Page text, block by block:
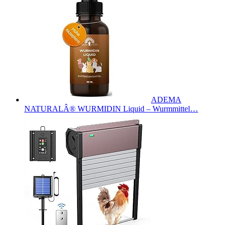
ADEMA
NATURALÂ® WURMIDIN Liquid – Wurmmittel…